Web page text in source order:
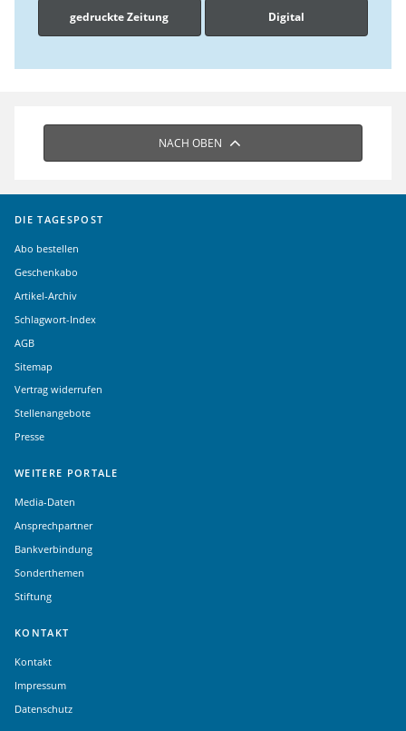
gedruckte Zeitung Digital
NACH OBEN
DIE TAGESPOST
Abo bestellen
Geschenkabo
Artikel-Archiv
Schlagwort-Index
AGB
Sitemap
Vertrag widerrufen
Stellenangebote
Presse
WEITERE PORTALE
Media-Daten
Ansprechpartner
Bankverbindung
Sonderthemen
Stiftung
KONTAKT
Kontakt
Impressum
Datenschutz